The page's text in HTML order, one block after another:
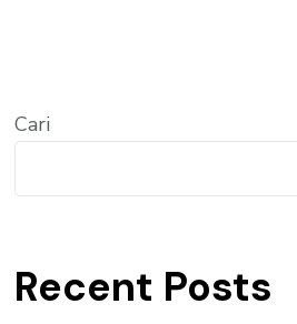
Cari
Recent Posts